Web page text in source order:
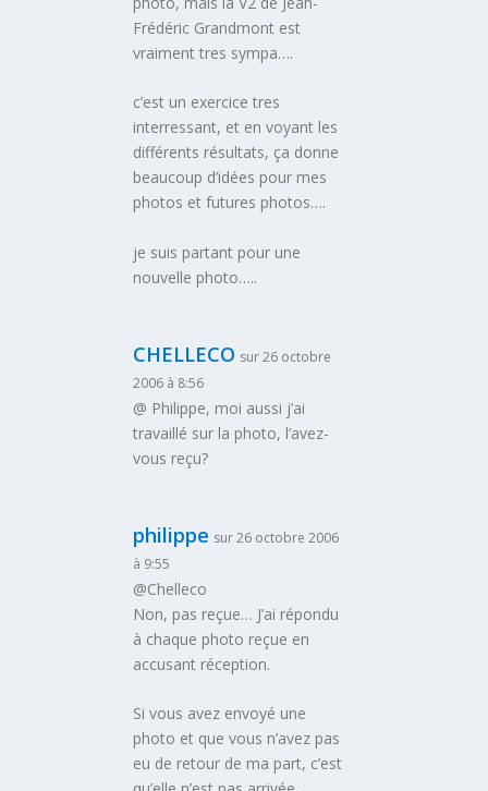
Frédéric Grandmont est
vraiment tres sympa….
c’est un exercice tres
interressant, et en voyant les
différents résultats, ça donne
beaucoup d’idées pour mes
photos et futures photos….
je suis partant pour une
nouvelle photo…..
CHELLECO sur 26 octobre
2006 à 8:56
@ Philippe, moi aussi j’ai
travaillé sur la photo, l’avez-
vous reçu?
philippe sur 26 octobre 2006
à 9:55
@Chelleco
Non, pas reçue… J’ai répondu
à chaque photo reçue en
accusant réception.
Si vous avez envoyé une
photo et que vous n’avez pas
eu de retour de ma part, c’est